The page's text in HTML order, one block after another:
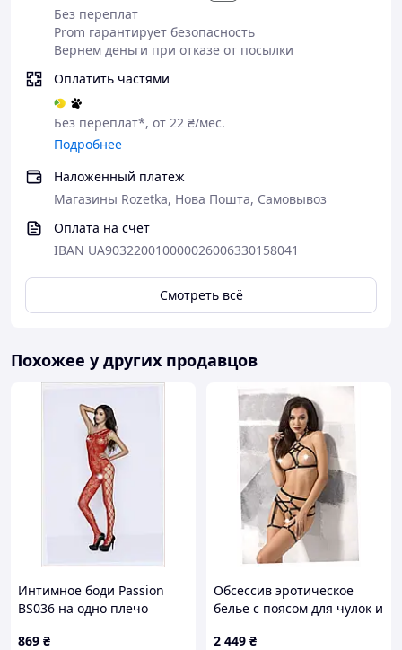
Без переплат
Prom гарантирует безопасность
Вернем деньги при отказе от посылки
Оплатить частями
Без переплат*, от 22 ₴/мес.
Подробнее
Наложенный платеж
Магазины Rozetka, Нова Пошта, Самовывоз
Оплата на счет
IBAN UA903220010000026006330158041
Смотреть всё
Похожее у других продавцов
Интимное боди Passion
BS036 на одно плечо
869 ₴
Обсессив эротическое
белье с поясом для чулок и
2 449 ₴